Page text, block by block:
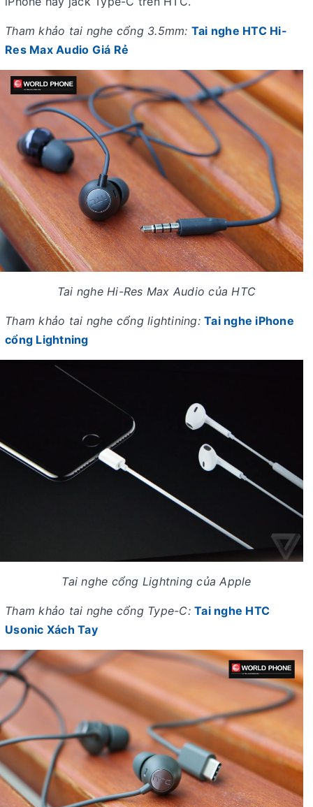
Tham khảo tai nghe cổng 3.5mm: Tai nghe HTC Hi-
Res Max Audio Giá Rẻ
Tai nghe Hi-Res Max Audio của HTC
Tham khảo tai nghe cổng lightining: Tai nghe iPhone
cổng Lightning
Tai nghe cổng Lightning của Apple
Tham khảo tai nghe cổng Type-C: Tai nghe HTC
Usonic Xách Tay